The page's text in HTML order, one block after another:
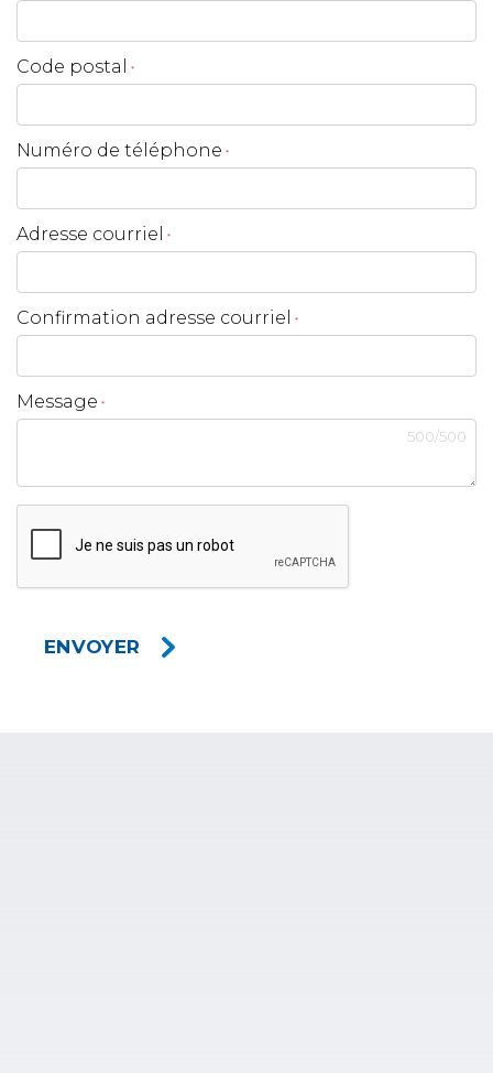
Code postal *
Numéro de téléphone *
Adresse courriel *
Confirmation adresse courriel *
Message *
500/500
ENVOYER